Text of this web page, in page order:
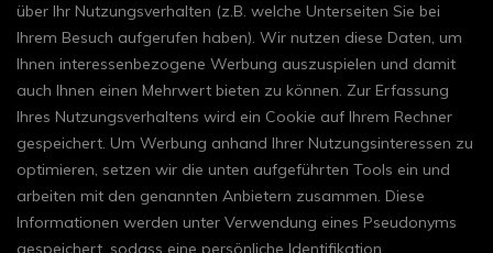
über Ihr Nutzungsverhalten (z.B. welche Unterseiten Sie bei
Ihrem Besuch aufgerufen haben). Wir nutzen diese Daten, um
Ihnen interessenbezogene Werbung auszuspielen und damit
auch Ihnen einen Mehrwert bieten zu können. Zur Erfassung
Ihres Nutzungsverhaltens wird ein Cookie auf Ihrem Rechner
gespeichert. Um Werbung anhand Ihrer Nutzungsinteressen zu
optimieren, setzen wir die unten aufgeführten Tools ein und
arbeiten mit den genannten Anbietern zusammen. Diese
Informationen werden unter Verwendung eines Pseudonyms
gespeichert, sodass eine persönliche Identifikation